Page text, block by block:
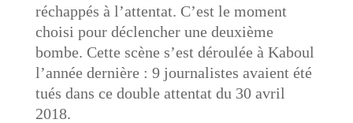
réchappés à l’attentat. C’est le moment
choisi pour déclencher une deuxième
bombe. Cette scène s’est déroulée à Kaboul
l’année dernière : 9 journalistes avaient été
tués dans ce double attentat du 30 avril
2018.